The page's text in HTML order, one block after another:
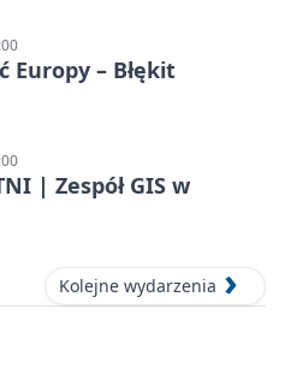
Europy – Błękit
| Zespół GIS w
Kolejne wydarzenia